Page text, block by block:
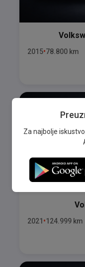
2015 78.800 km
2021 124.999 km
Za najbolje